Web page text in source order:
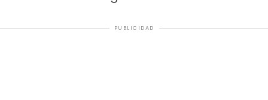
PUBLICIDAD